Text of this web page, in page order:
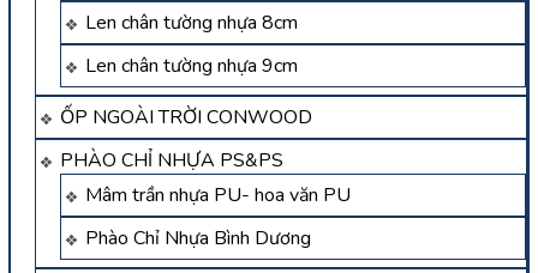
Len chân tường nhựa 8cm
Len chân tường nhựa 9cm
ỐP NGOÀI TRỜI CONWOOD
PHÀO CHỈ NHỰA PS&PS
Mâm trần nhựa PU- hoa văn PU
Phào Chỉ Nhựa Bình Dương